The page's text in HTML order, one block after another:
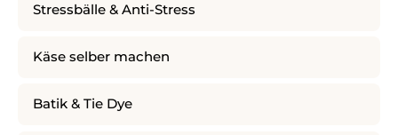
Stressbälle & Anti-Stress
Käse selber machen
Batik & Tie Dye